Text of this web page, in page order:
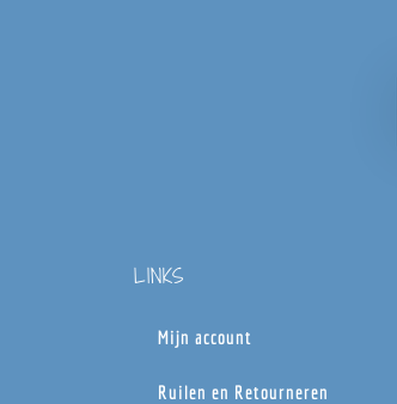
LINKS
Mijn account
Ruilen en Retourneren